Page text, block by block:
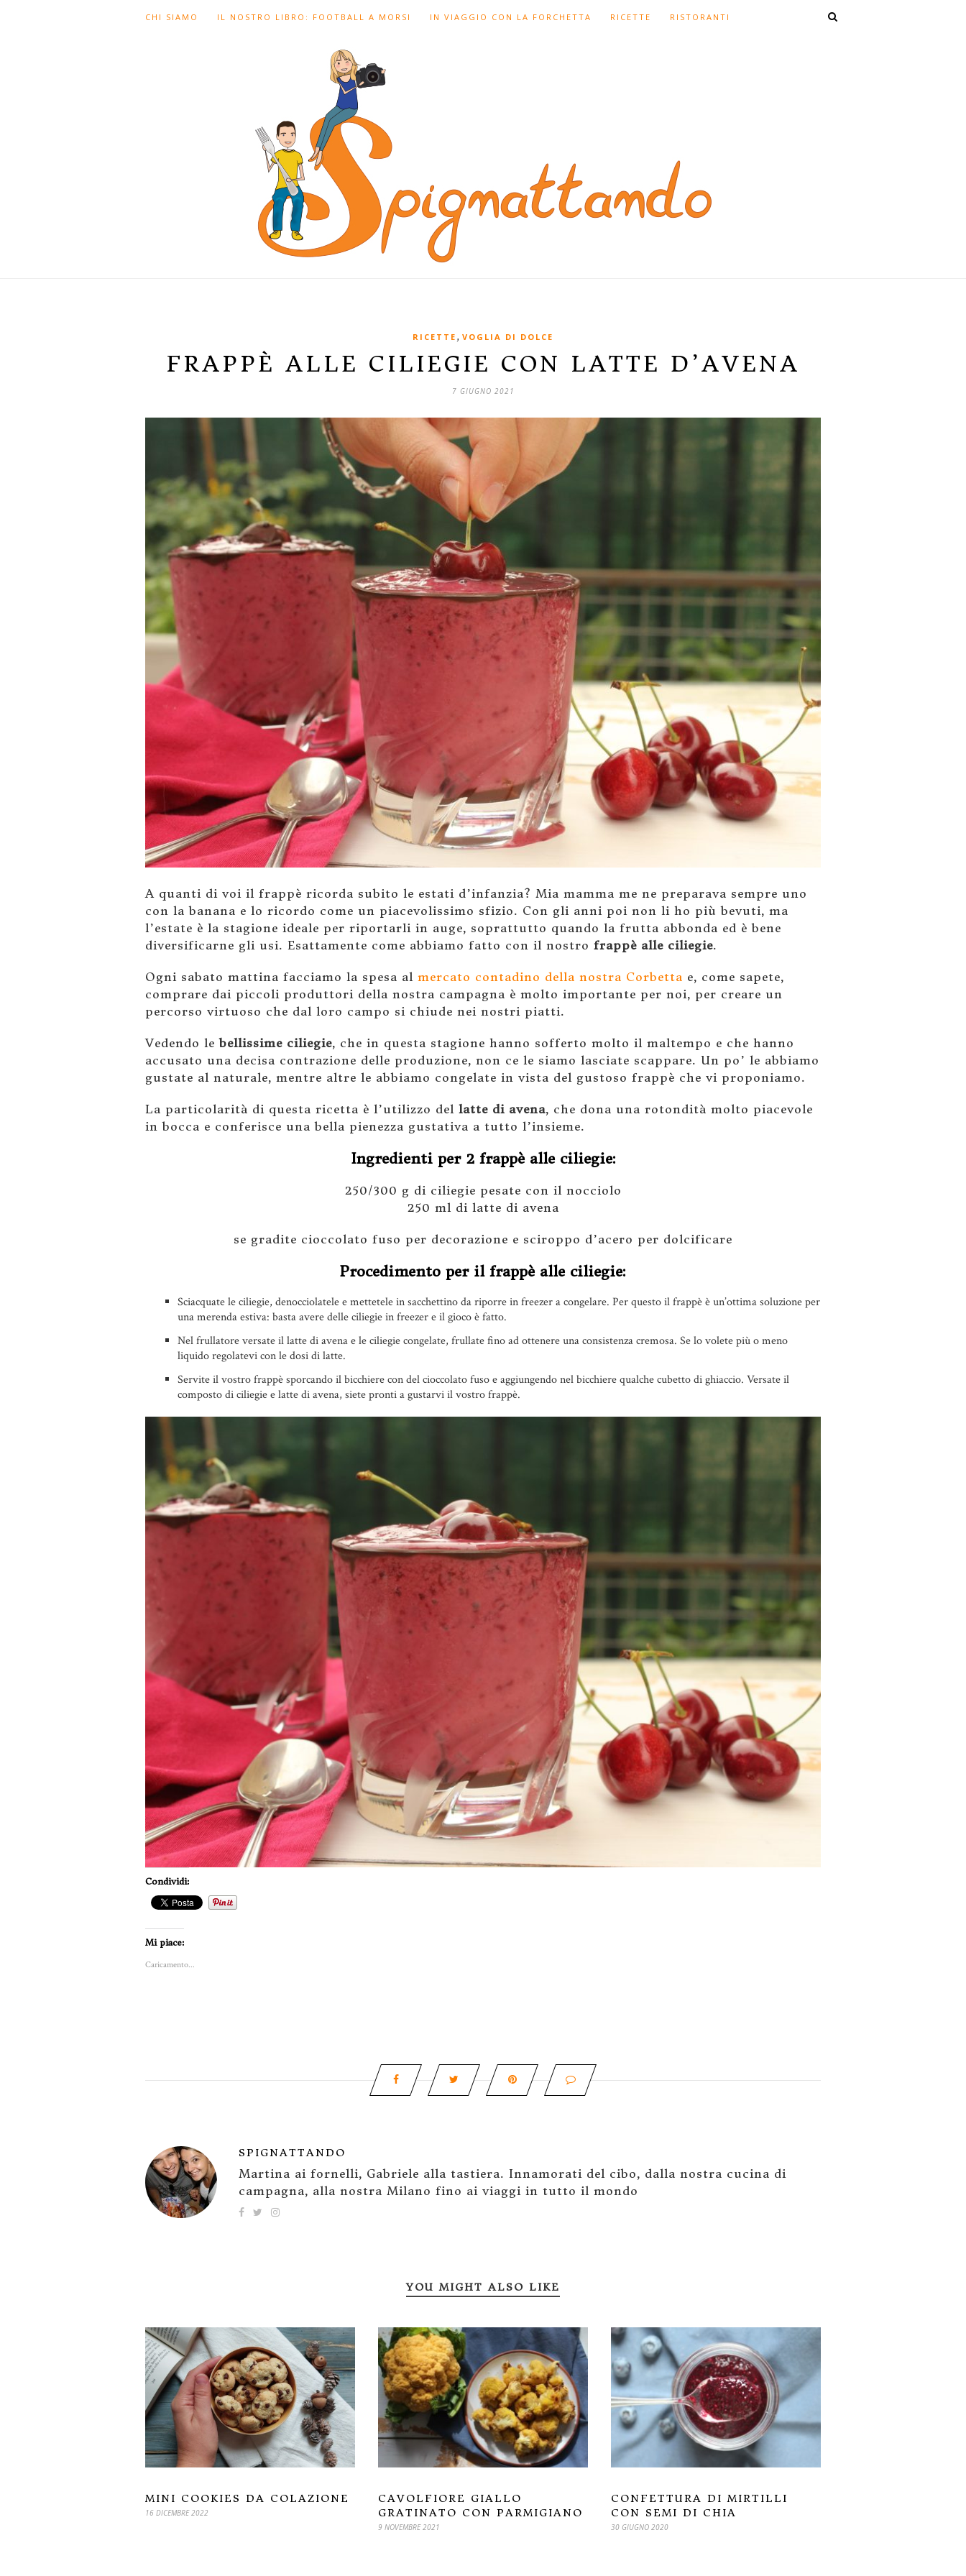
CHI SIAMO IL NOSTRO LIBRO: FOOTBALL A MORSI IN VIAGGIO CON LA FORCHETTA RICETTE RISTORANTI
RICETTE , VOGLIA DI DOLCE
FRAPPÈ ALLE CILIEGIE CON LATTE D’AVENA
7 GIUGNO 2021
A quanti di voi il frappè ricorda subito le estati d’infanzia? Mia mamma me ne preparava sempre uno
con la banana e lo ricordo come un piacevolissimo sfizio. Con gli anni poi non li ho più bevuti, ma
l’estate è la stagione ideale per riportarli in auge, soprattutto quando la frutta abbonda ed è bene
diversificarne gli usi. Esattamente come abbiamo fatto con il nostro frappè alle ciliegie.
Ogni sabato mattina facciamo la spesa al mercato contadino della nostra Corbetta e, come sapete,
comprare dai piccoli produttori della nostra campagna è molto importante per noi, per creare un
percorso virtuoso che dal loro campo si chiude nei nostri piatti.
Vedendo lebellissime ciliegie, che in questa stagione hanno sofferto molto il maltempo e che hanno
accusato una decisa contrazione delle produzione, non ce le siamo lasciate scappare. Un po’ le abbiamo
gustate al naturale, mentre altre le abbiamo congelate in vista del gustoso frappè che vi proponiamo.
La particolarità di questa ricetta è l’utilizzo del latte di avena, che dona una rotondità molto piacevole
in bocca e conferisce una bella pienezza gustativa a tutto l’insieme.
Ingredienti per 2 frappè alle ciliegie:
250/300 g di ciliegie pesate con il nocciolo
250 ml di latte di avena
se gradite cioccolato fuso per decorazione e sciroppo d’acero per dolcificare
Procedimento per il frappè alle ciliegie:
Sciacquate le ciliegie, denocciolatele e mettetele in sacchettino da riporre in freezer a congelare. Per questo il frappè è un’ottima soluzione per
una merenda estiva: basta avere delle ciliegie in freezer e il gioco è fatto.
Nel frullatore versate il latte di avena e le ciliegie congelate, frullate fino ad ottenere una consistenza cremosa. Se lo volete più o meno
liquido regolatevi con le dosi di latte.
Servite il vostro frappè sporcando il bicchiere con del cioccolato fuso e aggiungendo nel bicchiere qualche cubetto di ghiaccio. Versate il
composto di ciliegie e latte di avena, siete pronti a gustarvi il vostro frappè.
Condividi:
Mi piace:
Caricamento...
SPIGNATTANDO
Martina ai fornelli, Gabriele alla tastiera. Innamorati del cibo, dalla nostra cucina di
campagna, alla nostra Milano fino ai viaggi in tutto il mondo
YOU MIGHT ALSO LIKE
MINI COOKIES DA COLAZIONE
16 DICEMBRE 2022
CAVOLFIORE GIALLO
GRATINATO CON PARMIGIANO
9 NOVEMBRE 2021
CONFETTURA DI MIRTILLI
CON SEMI DI CHIA
30 GIUGNO 2020